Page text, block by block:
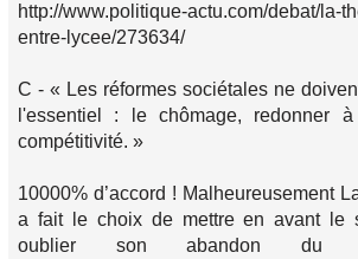
http://www.politique-actu.com/debat/la-
entre-lycee/273634/
C - « Les réformes sociétales ne
l'essentiel : le chômage, redonner
compétitivité. »
10000% d’accord ! Malheureusement
a fait le choix de mettre en avant le
oublier son abandon